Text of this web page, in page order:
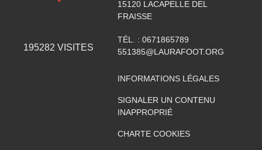
195282 VISITES
15120 LACAPELLE DEL
FRAISSE
TÉL. : 0671865789
551385@LAURAFOOT.ORG
INFORMATIONS LÉGALES
SIGNALER UN CONTENU
INAPPROPRIÉ
CHARTE COOKIES